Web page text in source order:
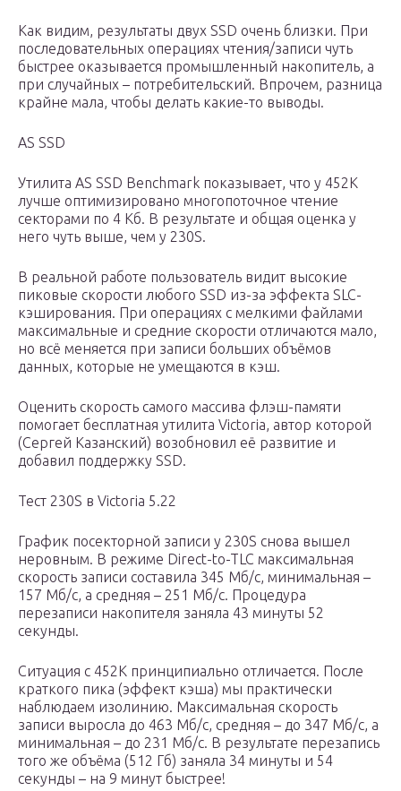
Как видим, результаты двух SSD очень близки. При
последовательных операциях чтения/записи чуть
быстрее оказывается промышленный накопитель, а
при случайных – потребительский. Впрочем, разница
крайне мала, чтобы делать какие-то выводы.
AS SSD
Утилита AS SSD Benchmark показывает, что у 452K
лучше оптимизировано многопоточное чтение
секторами по 4 Kб. В результате и общая оценка у
него чуть выше, чем у 230S.
В реальной работе пользователь видит высокие
пиковые скорости любого SSD из-за эффекта SLC-
кэширования. При операциях с мелкими файлами
максимальные и средние скорости отличаются мало,
но всё меняется при записи больших объёмов
данных, которые не умещаются в кэш.
Оценить скорость самого массива флэш-памяти
помогает бесплатная утилита Victoria, автор которой
(Сергей Казанский) возобновил её развитие и
добавил поддержку SSD.
Тест 230S в Victoria 5.22
График посекторной записи у 230S снова вышел
неровным. В режиме Direct-to-TLC максимальная
скорость записи составила 345 Мб/с, минимальная –
157 Мб/с, а средняя – 251 Мб/с. Процедура
перезаписи накопителя заняла 43 минуты 52
секунды.
Ситуация с 452K принципиально отличается. После
краткого пика (эффект кэша) мы практически
наблюдаем изолинию. Максимальная скорость
записи выросла до 463 Мб/с, средняя – до 347 Мб/с, а
минимальная – до 231 Мб/с. В результате перезапись
того же объёма (512 Гб) заняла 34 минуты и 54
секунды – на 9 минут быстрее!